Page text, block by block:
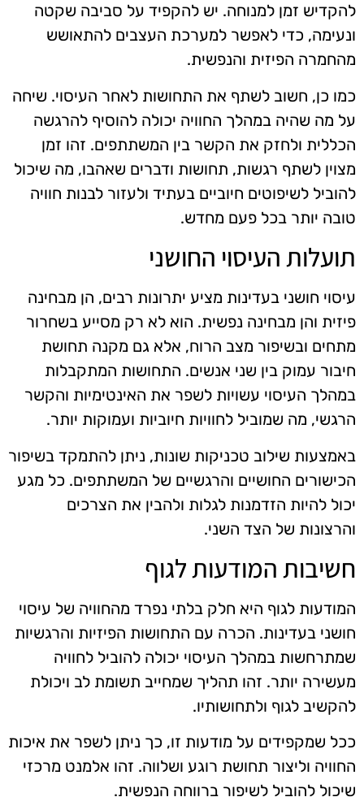
להקדיש זמן למנוחה. יש להקפיד על סביבה שקטה
ונעימה, כדי לאפשר למערכת העצבים להתאושש
מהחמרה הפיזית והנפשית.
כמו כן, חשוב לשתף את התחושות לאחר העיסוי. שיחה
על מה שהיה במהלך החוויה יכולה להוסיף להרגשה
הכללית ולחזק את הקשר בין המשתתפים. זהו זמן
מצוין לשתף רגשות, תחושות ודברים שאהבו, מה שיכול
להוביל לשיפוטים חיוביים בעתיד ולעזור לבנות חוויה
טובה יותר בכל פעם מחדש.
תועלות העיסוי החושני
עיסוי חושני בעדינות מציע יתרונות רבים, הן מבחינה
פיזית והן מבחינה נפשית. הוא לא רק מסייע בשחרור
מתחים ובשיפור מצב הרוח, אלא גם מקנה תחושת
חיבור עמוק בין שני אנשים. התחושות המתקבלות
במהלך העיסוי עשויות לשפר את האינטימיות והקשר
הרגשי, מה שמוביל לחוויות חיוביות ועמוקות יותר.
באמצעות שילוב טכניקות שונות, ניתן להתמקד בשיפור
הכישורים החושיים והרגשיים של המשתתפים. כל מגע
יכול להיות הזדמנות לגלות ולהבין את הצרכים
והרצונות של הצד השני.
חשיבות המודעות לגוף
המודעות לגוף היא חלק בלתי נפרד מהחוויה של עיסוי
חושני בעדינות. הכרה עם התחושות הפיזיות והרגשיות
שמתרחשות במהלך העיסוי יכולה להוביל לחוויה
מעשירה יותר. זהו תהליך שמחייב תשומת לב ויכולת
להקשיב לגוף ולתחושותיו.
ככל שמקפידים על מודעות זו, כך ניתן לשפר את איכות
החוויה וליצור תחושת רוגע ושלווה. זהו אלמנט מרכזי
שיכול להוביל לשיפור ברווחה הנפשית.